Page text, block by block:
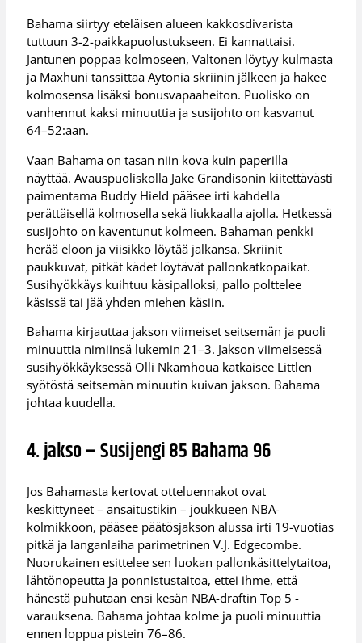
Bahama siirtyy eteläisen alueen kakkosdivarista
tuttuun 3-2-paikkapuolustukseen. Ei kannattaisi.
Jantunen poppaa kolmoseen, Valtonen löytyy kulmasta
ja Maxhuni tanssittaa Aytonia skriinin jälkeen ja hakee
kolmosensa lisäksi bonusvapaaheiton. Puolisko on
vanhennut kaksi minuuttia ja susijohto on kasvanut
64–52:aan.
Vaan Bahama on tasan niin kova kuin paperilla
näyttää. Avauspuoliskolla Jake Grandisonin kiitettävästi
paimentama Buddy Hield pääsee irti kahdella
perättäisellä kolmosella sekä liukkaalla ajolla. Hetkessä
susijohto on kaventunut kolmeen. Bahaman penkki
herää eloon ja viisikko löytää jalkansa. Skriinit
paukkuvat, pitkät kädet löytävät pallonkatkopaikat.
Susihyökkäys kuihtuu käsipalloksi, pallo polttelee
käsissä tai jää yhden miehen käsiin.
Bahama kirjauttaa jakson viimeiset seitsemän ja puoli
minuuttia nimiinsä lukemin 21–3. Jakson viimeisessä
susihyökkäyksessä Olli Nkamhoua katkaisee Littlen
syötöstä seitsemän minuutin kuivan jakson. Bahama
johtaa kuudella.
4. jakso – Susijengi 85 Bahama 96
Jos Bahamasta kertovat otteluennakot ovat
keskittyneet – ansaitustikin – joukkueen NBA-
kolmikkoon, pääsee päätösjakson alussa irti 19-vuotias
pitkä ja langanlaiha parimetrinen V.J. Edgecombe.
Nuorukainen esittelee sen luokan pallonkäsittelytaitoa,
lähtönopeutta ja ponnistustaitoa, ettei ihme, että
hänestä puhutaan ensi kesän NBA-draftin Top 5 -
varauksena. Bahama johtaa kolme ja puoli minuuttia
ennen loppua pistein 76–86.